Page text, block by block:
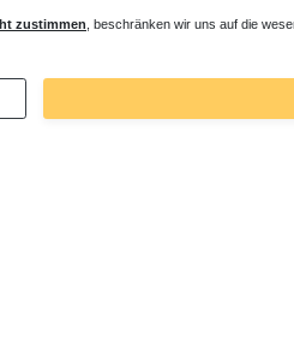
Duschsystem mit Thermostat
405,30 € *
zustimmen , beschränken wir uns auf die